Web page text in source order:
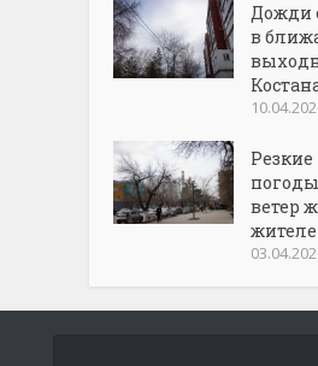
Дожди
в
ветер